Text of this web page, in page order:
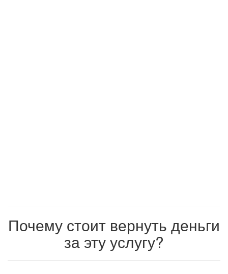
Почему стоит вернуть деньги
за эту услугу?